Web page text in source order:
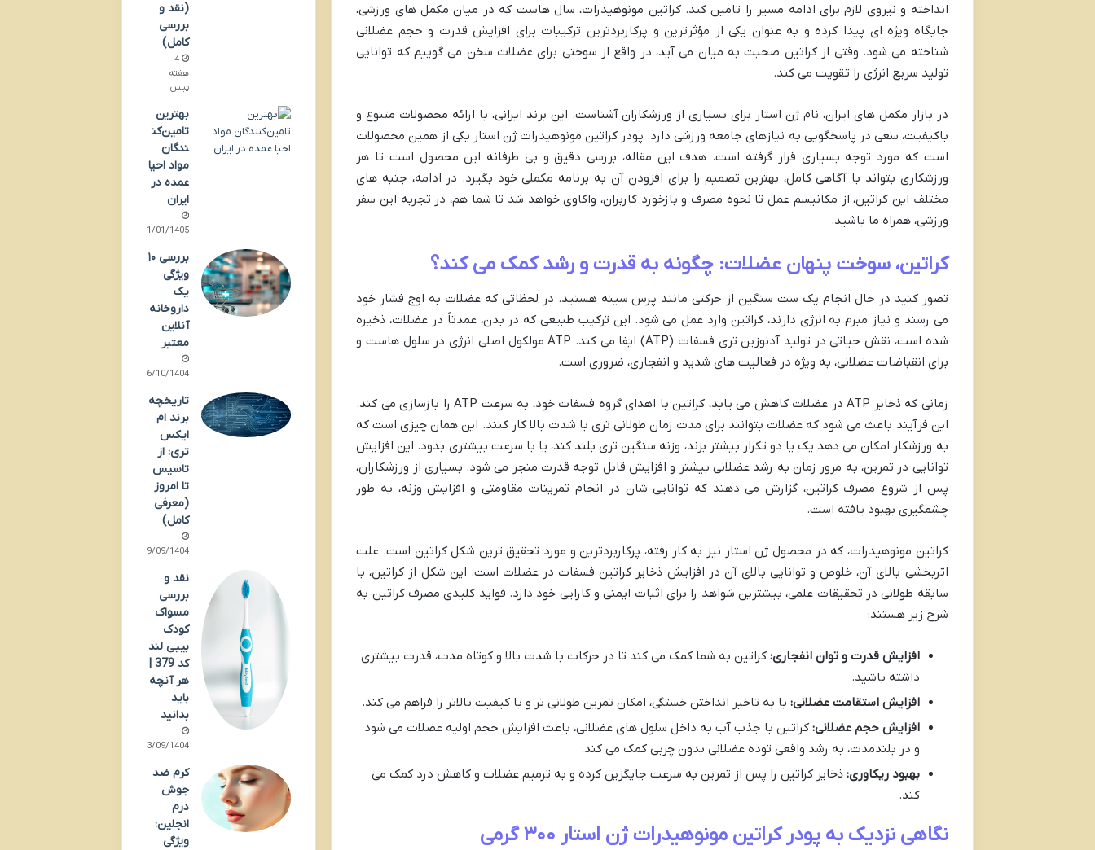
انداخته و نیروی لازم برای ادامه مسیر را تامین کند. کراتین مونوهیدرات، سال هاست که در میان مکمل های ورزشی،
جایگاه ویژه ای پیدا کرده و به عنوان یکی از مؤثرترین و پرکاربردترین ترکیبات برای افزایش قدرت و حجم عضلانی
شناخته می شود. وقتی از کراتین صحبت به میان می آید، در واقع از سوختی برای عضلات سخن می گوییم که توانایی
تولید سریع انرژی را تقویت می کند.
در بازار مکمل های ایران، نام ژن استار برای بسیاری از ورزشکاران آشناست. این برند ایرانی، با ارائه محصولات متنوع و
باکیفیت، سعی در پاسخگویی به نیازهای جامعه ورزشی دارد. پودر کراتین مونوهیدرات ژن استار یکی از همین محصولات
است که مورد توجه بسیاری قرار گرفته است. هدف این مقاله، بررسی دقیق و بی طرفانه این محصول است تا هر
ورزشکاری بتواند با آگاهی کامل، بهترین تصمیم را برای افزودن آن به برنامه مکملی خود بگیرد. در ادامه، جنبه های
مختلف این کراتین، از مکانیسم عمل تا نحوه مصرف و بازخورد کاربران، واکاوی خواهد شد تا شما هم، در تجربه این سفر
ورزشی، همراه ما باشید.
کراتین، سوخت پنهان عضلات: چگونه به قدرت و رشد کمک می کند؟
تصور کنید در حال انجام یک ست سنگین از حرکتی مانند پرس سینه هستید. در لحظاتی که عضلات به اوج فشار خود
می رسند و نیاز مبرم به انرژی دارند، کراتین وارد عمل می شود. این ترکیب طبیعی که در بدن، عمدتاً در عضلات، ذخیره
شده است، نقش حیاتی در تولید آدنوزین تری فسفات (ATP) ایفا می کند. ATP مولکول اصلی انرژی در سلول هاست و
برای انقباضات عضلانی، به ویژه در فعالیت های شدید و انفجاری، ضروری است.
زمانی که ذخایر ATP در عضلات کاهش می یابد، کراتین با اهدای گروه فسفات خود، به سرعت ATP را بازسازی می کند.
این فرآیند باعث می شود که عضلات بتوانند برای مدت زمان طولانی تری با شدت بالا کار کنند. این همان چیزی است که
به ورزشکار امکان می دهد یک یا دو تکرار بیشتر بزند، وزنه سنگین تری بلند کند، یا با سرعت بیشتری بدود. این افزایش
توانایی در تمرین، به مرور زمان به رشد عضلانی بیشتر و افزایش قابل توجه قدرت منجر می شود. بسیاری از ورزشکاران،
پس از شروع مصرف کراتین، گزارش می دهند که توانایی شان در انجام تمرینات مقاومتی و افزایش وزنه، به طور
چشمگیری بهبود یافته است.
کراتین مونوهیدرات، که در محصول ژن استار نیز به کار رفته، پرکاربردترین و مورد تحقیق ترین شکل کراتین است. علت
اثربخشی بالای آن، خلوص و توانایی بالای آن در افزایش ذخایر کراتین فسفات در عضلات است. این شکل از کراتین، با
سابقه طولانی در تحقیقات علمی، بیشترین شواهد را برای اثبات ایمنی و کارایی خود دارد. فواید کلیدی مصرف کراتین به
شرح زیر هستند:
افزایش قدرت و توان انفجاری: کراتین به شما کمک می کند تا در حرکات با شدت بالا و کوتاه مدت، قدرت بیشتری
داشته باشید.
افزایش استقامت عضلانی: با به تاخیر انداختن خستگی، امکان تمرین طولانی تر و با کیفیت بالاتر را فراهم می کند.
افزایش حجم عضلانی: کراتین با جذب آب به داخل سلول های عضلانی، باعث افزایش حجم اولیه عضلات می شود
و در بلندمدت، به رشد واقعی توده عضلانی بدون چربی کمک می کند.
بهبود ریکاوری: ذخایر کراتین را پس از تمرین به سرعت جایگزین کرده و به ترمیم عضلات و کاهش درد کمک می
کند.
نگاهی نزدیک به پودر کراتین مونوهیدرات ژن استار ۳۰۰ گرمی
(نقد و
بررسی
کامل)
4
هفته
پیش
بهترین
تامین‌کن
ندگان
مواد احیا
عمده در
ایران
11/01/1405
بررسی ۱۰
ویژگی
یک
داروخانه
آنلاین
معتبر
06/10/1404
تاریخچه
برند ام
ایکس
تری: از
تاسیس
تا امروز
(معرفی
کامل)
29/09/1404
نقد و
بررسی
مسواک
کودک
بیبی لند
کد 379 |
هر آنچه
باید
بدانید
23/09/1404
کرم ضد
جوش
درم
انجلین:
ویژگی